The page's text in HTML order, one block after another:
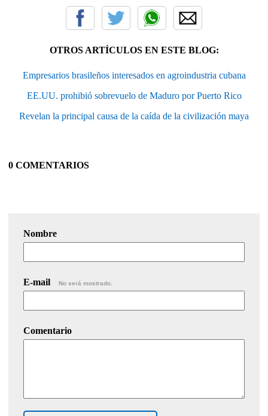
OTROS ARTÍCULOS EN ESTE BLOG:
Empresarios brasileños interesados en agroindustria cubana
EE.UU. prohibió sobrevuelo de Maduro por Puerto Rico
Revelan la principal causa de la caída de la civilización maya
0 COMENTARIOS
Nombre
E-mail No será mostrado.
Comentario